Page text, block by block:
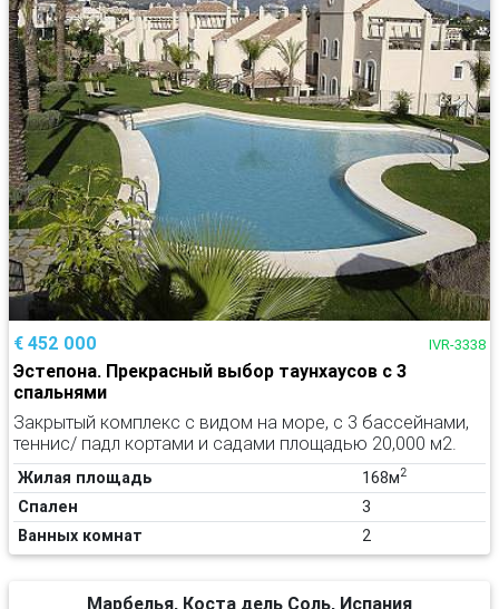
€ 452 000 IVR-3338
Эстепона. Прекрасный выбор таунхаусов с 3
спальнями
Закрытый комплекс с видом на море, с 3 бассейнами,
теннис/ падл кортами и садами площадью 20,000 м2.
Жилая площадь 168м2
Спален
3
Ванных комнат
2
Марбелья, Коста дель Соль, Испания